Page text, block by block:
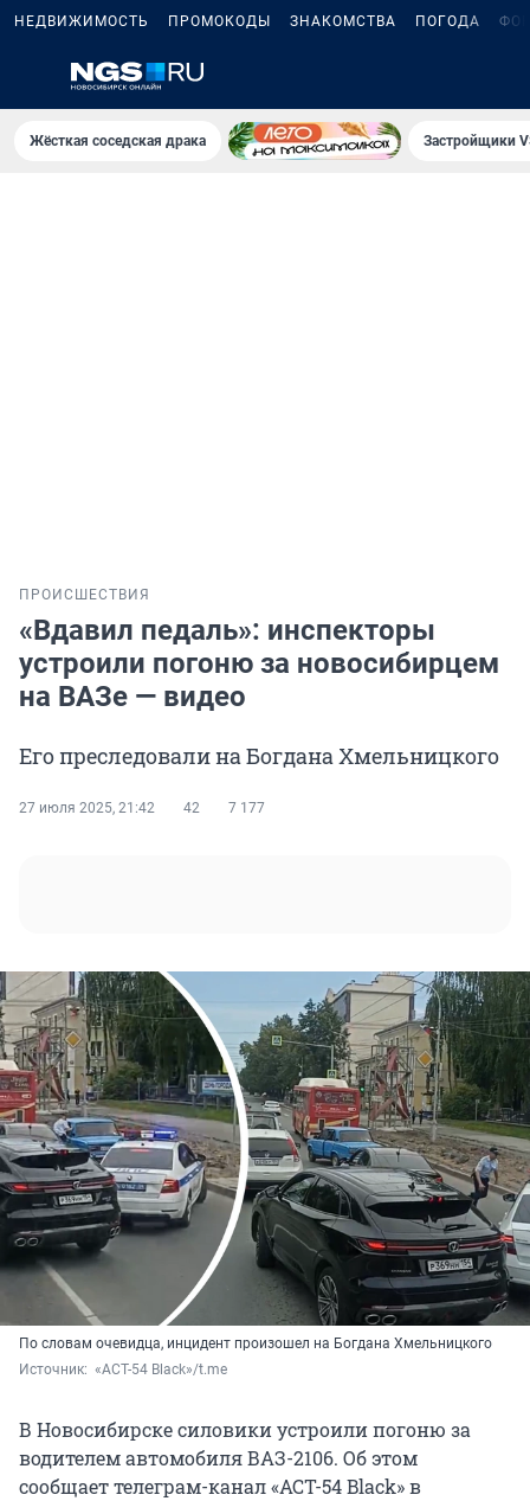
НЕДВИЖИМОСТЬ ПРОМОКОДЫ ЗНАКОМСТВА ПОГОДА
Жёсткая соседская драка Застройщики
ПРОИСШЕСТВИЯ
«Вдавил педаль»: инспекторы
устроили погоню за новосибирцем
на ВАЗе — видео
Его преследовали на Богдана Хмельницкого
27 июля 2025, 21:42 42 7 177
По словам очевидца, инцидент произошел на Богдана Хмельницкого
Источник: «АСТ-54 Black»/t.me
В Новосибирске силовики устроили погоню за
водителем автомобиля ВАЗ-2106. Об этом
сообщает телеграм-канал «АСТ-54 Black» в